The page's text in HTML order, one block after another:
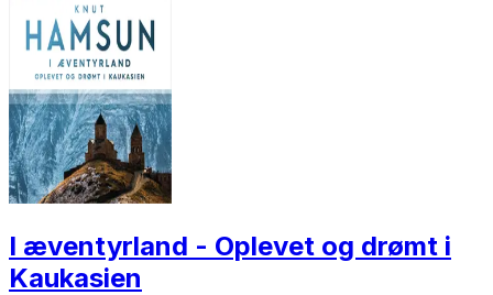
I æventyrland - Oplevet og drømt i
Kaukasien